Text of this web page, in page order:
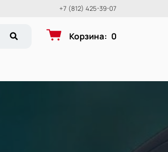
+7 (812) 425-39-07
Корзина: 0